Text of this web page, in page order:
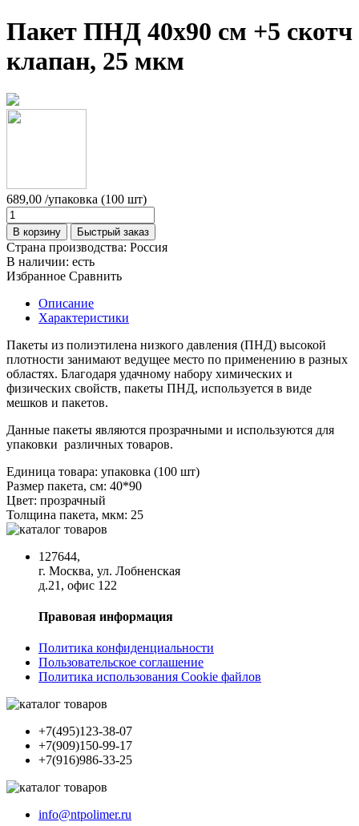
Пакет ПНД 40х90 см +5 скотч
клапан, 25 мкм
689,00 /упаковка (100 шт)
В корзину Быстрый заказ
Страна производства: Россия
В наличии: есть
Избранное Сравнить
Описание
Характеристики
Пакеты из полиэтилена низкого давления (ПНД) высокой
плотности занимают ведущее место по применению в разных
областях. Благодаря удачному набору химических и
физических свойств, пакеты ПНД, используется в виде
мешков и пакетов.
Данные пакеты являются прозрачными и используются для
упаковки различных товаров.
Единица товара: упаковка (100 шт)
Размер пакета, см: 40*90
Цвет: прозрачный
Толщина пакета, мкм: 25
127644,
г. Москва, ул. Лобненская
д.21, офис 122
Правовая информация
Политика конфиденциальности
Пользовательское соглашение
Политика использования Cookie файлов
+7(495)123-38-07
+7(909)150-99-17
+7(916)986-33-25
info@ntpolimer.ru